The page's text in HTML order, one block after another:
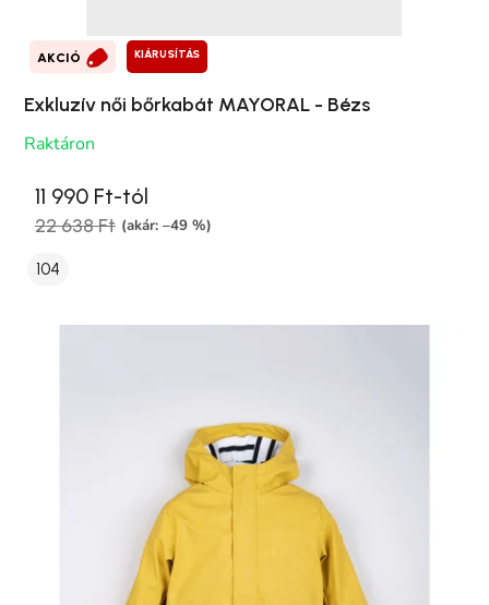
AKCIÓ KIÁRUSÍTÁS
Exkluzív női bőrkabát MAYORAL - Bézs
Raktáron
11 990 Ft-tól
22 638 Ft (akár: –49 %)
104